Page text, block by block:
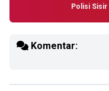
Polisi Sisir
Komentar: